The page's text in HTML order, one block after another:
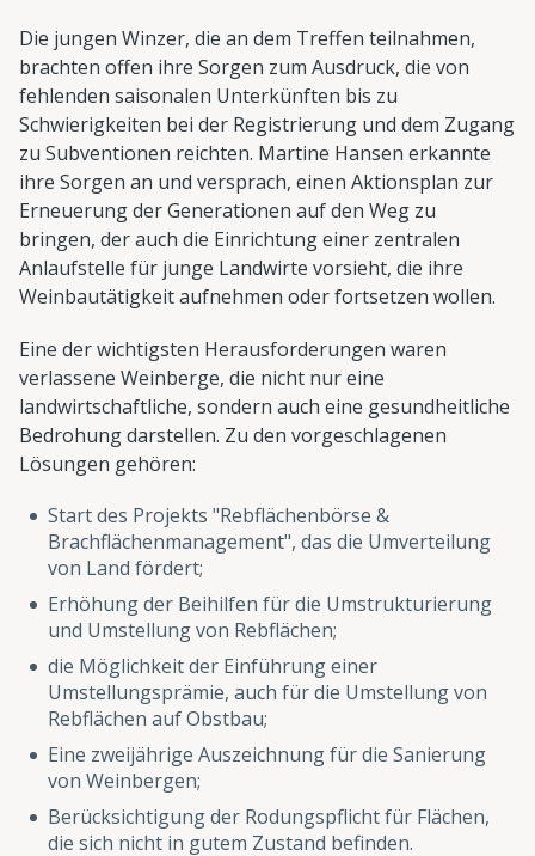
Die jungen Winzer, die an dem Treffen teilnahmen,
brachten offen ihre Sorgen zum Ausdruck, die von
fehlenden saisonalen Unterkünften bis zu
Schwierigkeiten bei der Registrierung und dem Zugang
zu Subventionen reichten. Martine Hansen erkannte
ihre Sorgen an und versprach, einen Aktionsplan zur
Erneuerung der Generationen auf den Weg zu
bringen, der auch die Einrichtung einer zentralen
Anlaufstelle für junge Landwirte vorsieht, die ihre
Weinbautätigkeit aufnehmen oder fortsetzen wollen.
Eine der wichtigsten Herausforderungen waren
verlassene Weinberge, die nicht nur eine
landwirtschaftliche, sondern auch eine gesundheitliche
Bedrohung darstellen. Zu den vorgeschlagenen
Lösungen gehören:
Start des Projekts "Rebflächenbörse &
Brachflächenmanagement", das die Umverteilung
von Land fördert;
Erhöhung der Beihilfen für die Umstrukturierung
und Umstellung von Rebflächen;
die Möglichkeit der Einführung einer
Umstellungsprämie, auch für die Umstellung von
Rebflächen auf Obstbau;
Eine zweijährige Auszeichnung für die Sanierung
von Weinbergen;
Berücksichtigung der Rodungspflicht für Flächen,
die sich nicht in gutem Zustand befinden.